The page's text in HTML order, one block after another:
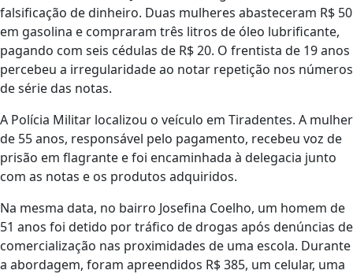
falsificação de dinheiro. Duas mulheres abasteceram R$ 50
em gasolina e compraram três litros de óleo lubrificante,
pagando com seis cédulas de R$ 20. O frentista de 19 anos
percebeu a irregularidade ao notar repetição nos números
de série das notas.
A Polícia Militar localizou o veículo em Tiradentes. A mulher
de 55 anos, responsável pelo pagamento, recebeu voz de
prisão em flagrante e foi encaminhada à delegacia junto
com as notas e os produtos adquiridos.
Na mesma data, no bairro Josefina Coelho, um homem de
51 anos foi detido por tráfico de drogas após denúncias de
comercialização nas proximidades de uma escola. Durante
a abordagem, foram apreendidos R$ 385, um celular, uma